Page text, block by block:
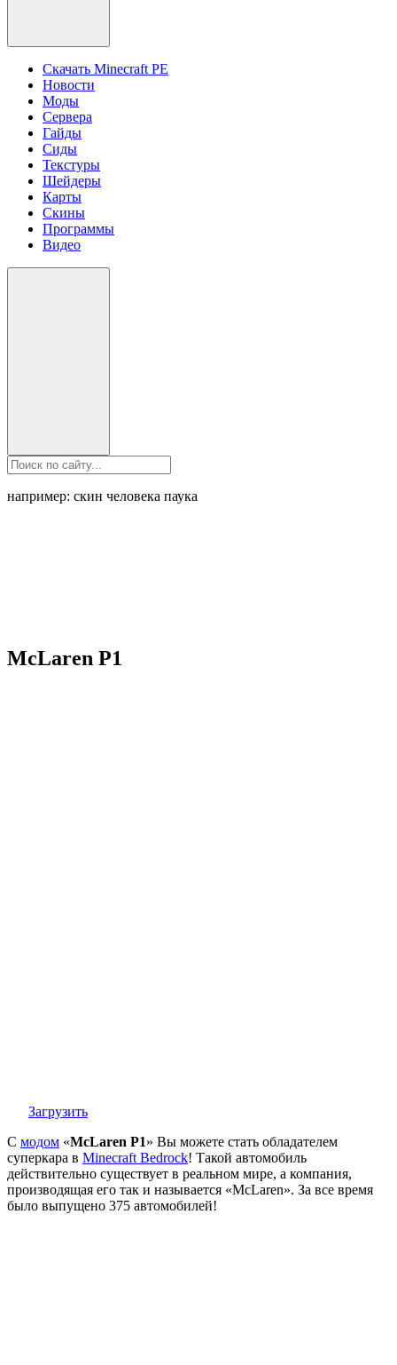
Скачать Minecraft PE
Новости
Моды
Сервера
Гайды
Сиды
Текстуры
Шейдеры
Карты
Скины
Программы
Видео
например: скин человека паука
McLaren P1
Загрузить
С модом «McLaren P1» Вы можете стать обладателем
суперкара в Minecraft Bedrock! Такой автомобиль
действительно существует в реальном мире, а компания,
производящая его так и называется «McLaren». За все время
было выпущено 375 автомобилей!